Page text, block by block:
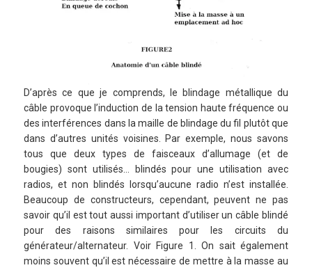
D’après ce que je comprends, le blindage métallique du
câble provoque l’induction de la tension haute fréquence ou
des interférences dans la maille de blindage du fil plutôt que
dans d’autres unités voisines. Par exemple, nous savons
tous que deux types de faisceaux d’allumage (et de
bougies) sont utilisés… blindés pour une utilisation avec
radios, et non blindés lorsqu’aucune radio n’est installée.
Beaucoup de constructeurs, cependant, peuvent ne pas
savoir qu’il est tout aussi important d’utiliser un câble blindé
pour des raisons similaires pour les circuits du
générateur/alternateur. Voir Figure 1. On sait également
moins souvent qu’il est nécessaire de mettre à la masse au